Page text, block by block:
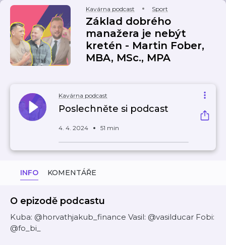
Kavárna podcast Sport
Základ dobrého
manažera je nebýt
kretén - Martin Fober,
MBA, MSc., MPA
Kavárna podcast
Poslechněte si podcast
4. 4. 2024 51 min
INFO KOMENTÁŘE
O epizodě podcastu
Kuba: @horvathjakub_finance Vasil: @vasilducar Fobi:
@fo_bi_